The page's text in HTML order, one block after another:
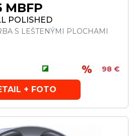
MBFP
POLISHED
S LEŠTENÝMI PLOCHAMI
98 €
+ FOTO